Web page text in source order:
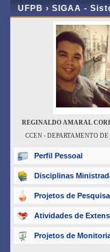
UFPB › SIGAA -
REGINALDO AMARAL
CCEN - DEPARTAMENTO
Perfil Pessoal
Disciplinas
Projetos de Pesquisa
Atividades de
Projetos de